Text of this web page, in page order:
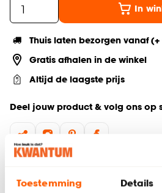
Toestemming Details
In
Thuis laten bezorgen vanaf (+
Gratis afhalen in de winkel
Altijd de laagste prijs
Deel jouw product & volg ons op
Deze Hollywood spiegel met